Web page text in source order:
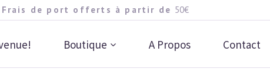
Frais de port offerts à partir de 50€
Boutique A Propos Contact